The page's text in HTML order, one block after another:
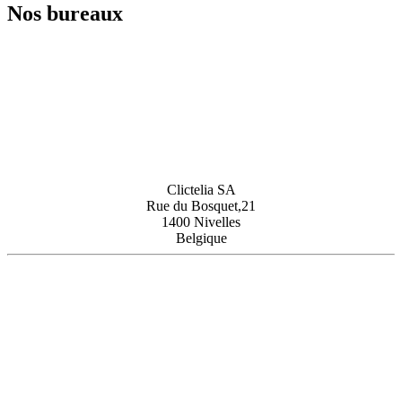
Nos bureaux
Clictelia SA
Rue du Bosquet,21
1400 Nivelles
Belgique